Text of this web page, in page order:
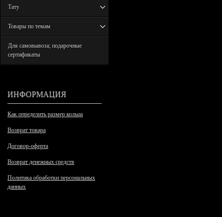
Тату
Товары по темам
Для самовывоза; подарочные
сертификаты
ИНФОРМАЦИЯ
Как определить размер кольца
Возврат товара
Договор-оферта
Возврат денежных средств
Политика обработки персональных
данных